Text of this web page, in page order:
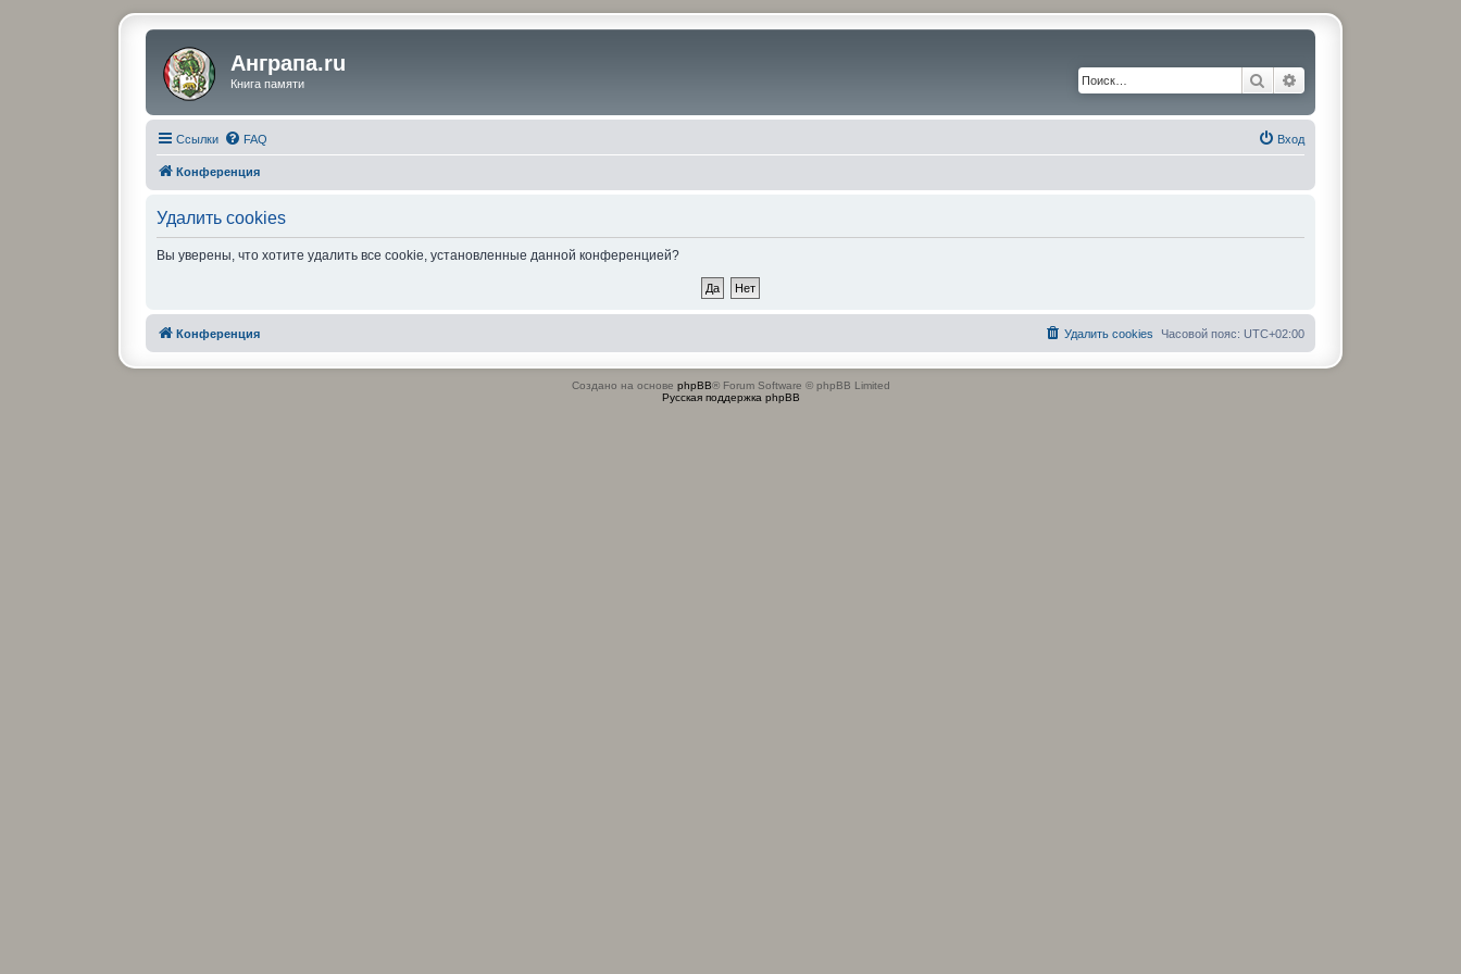
Анграпа.ru
Книга памяти Поиск
Ссылки FAQ Вход
Конференция
Удалить cookies
Вы уверены, что хотите удалить все cookie, установленные данной конференцией?
Конференция Часовой пояс: UTC+02:00
Удалить cookies
Создано на основе phpBB® Forum Software © phpBB Limited
Русская поддержка phpBB